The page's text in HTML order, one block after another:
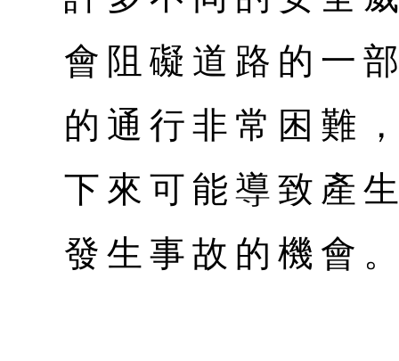
會阻礙道路的一
的通行非常困難
下來可能導致產
發生事故的機會